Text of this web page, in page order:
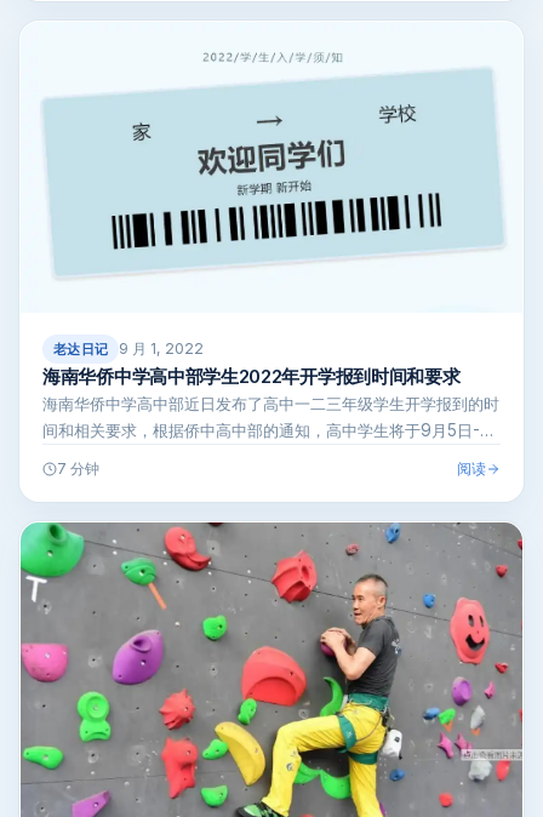
老达日记 9 月 1, 2022
海南华侨中学高中部学生2022年开学报到时间和要求
海南华侨中学高中部近日发布了高中一二三年级学生开学报到的时
间和相关要求，根据侨中高中部的通知，高中学生将于9月5日-9
7 分钟 阅读